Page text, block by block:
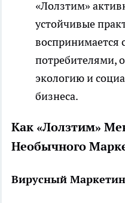
«Лолзтим»
устойчивые
потребителями,
экологию и
бизнеса.
Как «Лолзтим»
Необычного
Вирусный